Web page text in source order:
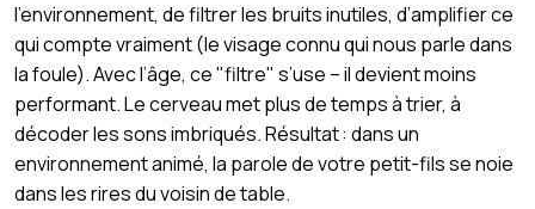
l’environnement, de filtrer les bruits inutiles, d’amplifier ce
qui compte vraiment (le visage connu qui nous parle dans
la foule). Avec l’âge, ce "filtre" s’use – il devient moins
performant. Le cerveau met plus de temps à trier, à
décoder les sons imbriqués. Résultat : dans un
environnement animé, la parole de votre petit-fils se noie
dans les rires du voisin de table.